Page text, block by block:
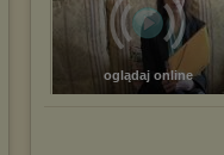
oglądaj online